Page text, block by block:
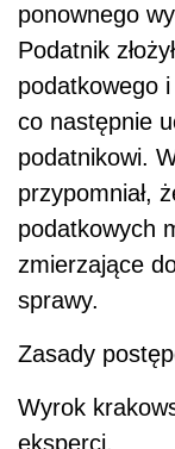
ponownego
Podatnik
podatkowego
co następnie
podatnikowi.
przypomniał,
podatkowych
zmierzające
sprawy.
Zasady
Wyrok
eksperci.